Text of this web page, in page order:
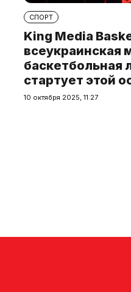
СПОРТ
King Media
всеукраинская
баскетбольная
стартует этой
10 октября 2025, 11:27